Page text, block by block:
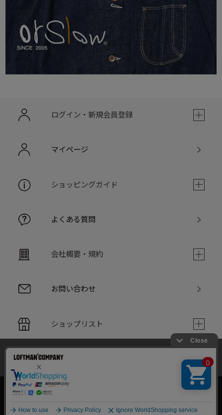
ログイン・新規会員登録
マイページ
ショッピングガイド
よくある質問
会社概要・規約
お問い合わせ
ショップリスト
PC版サイト
Copyright © LOFTMAN COMPANY. All rights reserved.
当サイトでは利用体験の向上およびコンテンツの最適な提供、ト
ラフィックの分析を目的としてCookieを使用しています。
サイトの閲覧を継続された場合、Cookieの利用に同意したことも
のといたします。
詳細については
承諾する